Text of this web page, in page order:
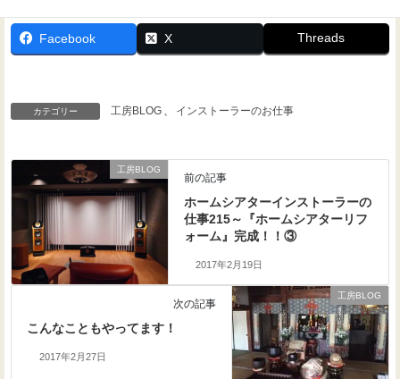
Facebook X Threads
カテゴリー 工房BLOG インストーラーのお仕事
工房BLOG
前の記事
ホームシアターインストーラーの
仕事215～『ホームシアターリフ
ォーム』完成！！③
2017年2月19日
工房BLOG
次の記事
こんなこともやってます！
2017年2月27日